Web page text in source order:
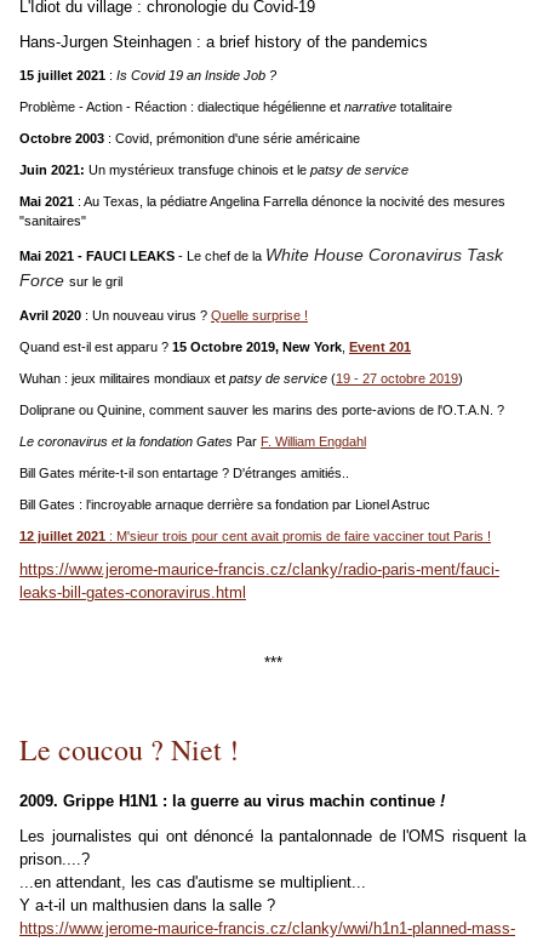
L'Idiot du village : chronologie du Covid-19
Hans-Jurgen Steinhagen : a brief history of the pandemics
15 juillet 2021 : Is Covid 19 an Inside Job ?
Problème - Action - Réaction : dialectique hégélienne et narrative totalitaire
Octobre 2003 : Covid, prémonition d'une série américaine
Juin 2021: Un mystérieux transfuge chinois et le patsy de service
Mai 2021 : Au Texas, la pédiatre Angelina Farrella dénonce la nocivité des mesures
"sanitaires"
Mai 2021 - FAUCI LEAKS - Le chef de la White House Coronavirus Task
Force sur le gril
Avril 2020 : Un nouveau virus ? Quelle surprise !
Quand est-il est apparu ? 15 Octobre 2019, New York Event 201
Wuhan : jeux militaires mondiaux et patsy de service (19 - 27 octobre 2019)
Doliprane ou Quinine, comment sauver les marins des porte-avions de l'O.T.A.N. ?
Le coronavirus et la fondation Gates Par F. William Engdahl
Bill Gates mérite-t-il son entartage ? D'étranges amitiés..
Bill Gates : l'incroyable arnaque derrière sa fondation par Lionel Astruc
12 juillet 2021 : M'sieur trois pour cent avait promis de faire vacciner tout Paris !
https://www.jerome-maurice-francis.cz/clanky/radio-paris-ment/fauci-
leaks-bill-gates-conoravirus.html
***
Le coucou ? Niet !
2009. Grippe H1N1 : la guerre au virus machin continue !
Les journalistes qui ont dénoncé la pantalonnade de l'OMS risquent la
prison....?
...en attendant, les cas d'autisme se multiplient...
Y a-t-il un malthusien dans la salle ?
https://www.jerome-maurice-francis.cz/clanky/wwi/h1n1-planned-mass-